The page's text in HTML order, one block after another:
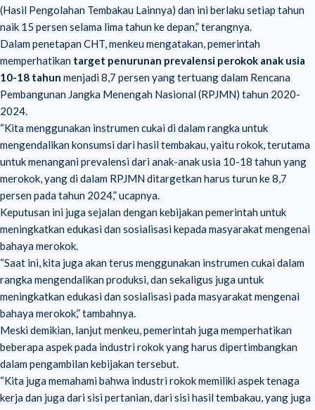
(Hasil Pengolahan Tembakau Lainnya) dan ini berlaku setiap tahun
naik 15 persen selama lima tahun ke depan,” terangnya.
Dalam penetapan CHT, menkeu mengatakan, pemerintah
memperhatikan target penurunan prevalensi perokok anak usia
10-18 tahun menjadi 8,7 persen yang tertuang dalam Rencana
Pembangunan Jangka Menengah Nasional (RPJMN) tahun 2020-
2024.
“Kita menggunakan instrumen cukai di dalam rangka untuk
mengendalikan konsumsi dari hasil tembakau, yaitu rokok, terutama
untuk menangani prevalensi dari anak-anak usia 10-18 tahun yang
merokok, yang di dalam RPJMN ditargetkan harus turun ke 8,7
persen pada tahun 2024,” ucapnya.
Keputusan ini juga sejalan dengan kebijakan pemerintah untuk
meningkatkan edukasi dan sosialisasi kepada masyarakat mengenai
bahaya merokok.
“Saat ini, kita juga akan terus menggunakan instrumen cukai dalam
rangka mengendalikan produksi, dan sekaligus juga untuk
meningkatkan edukasi dan sosialisasi pada masyarakat mengenai
bahaya merokok,” tambahnya.
Meski demikian, lanjut menkeu, pemerintah juga memperhatikan
beberapa aspek pada industri rokok yang harus dipertimbangkan
dalam pengambilan kebijakan tersebut.
“Kita juga memahami bahwa industri rokok memiliki aspek tenaga
kerja dan juga dari sisi pertanian, dari sisi hasil tembakau, yang juga